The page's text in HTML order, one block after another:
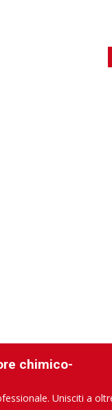
chimico-
Unisciti a